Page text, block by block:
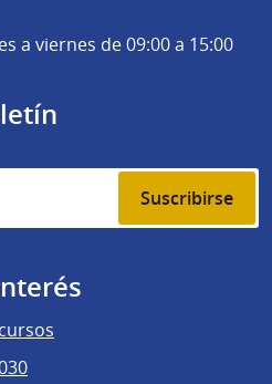
a viernes de 09:00 a 15:00
Suscribirse